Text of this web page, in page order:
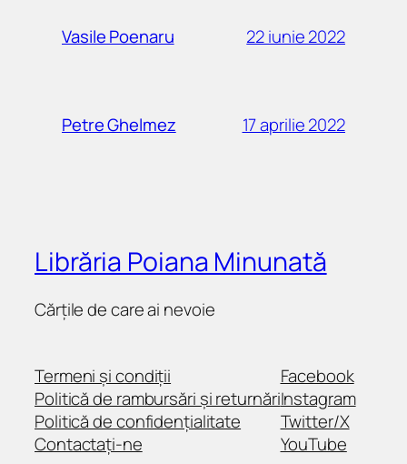
Vasile Poenaru 22 iunie 2022
Petre Ghelmez 17 aprilie 2022
Librăria Poiana Minunată
Cărțile de care ai nevoie
Termeni și condiții
Politică de rambursări și returnări
Politică de confidențialitate
Contactați-ne
Facebook
Instagram
Twitter/X
YouTube